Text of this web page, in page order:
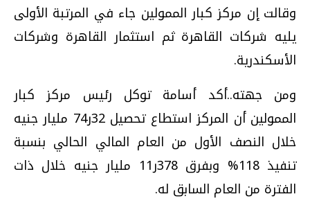
وقالت إن مركز كبار الممولين جاء في المرتبة الأولى
يليه شركات القاهرة ثم استثمار القاهرة وشركات
الأسكندرية.
ومن جهته..أكد أسامة توكل رئيس مركز كبار
الممولين أن المركز استطاع تحصيل 32ر74 مليار جنيه
خلال النصف الأول من العام المالي الحالي بنسبة
تنفيذ 118% وبفرق 378ر11 مليار جنيه خلال ذات
الفترة من العام السابق له.